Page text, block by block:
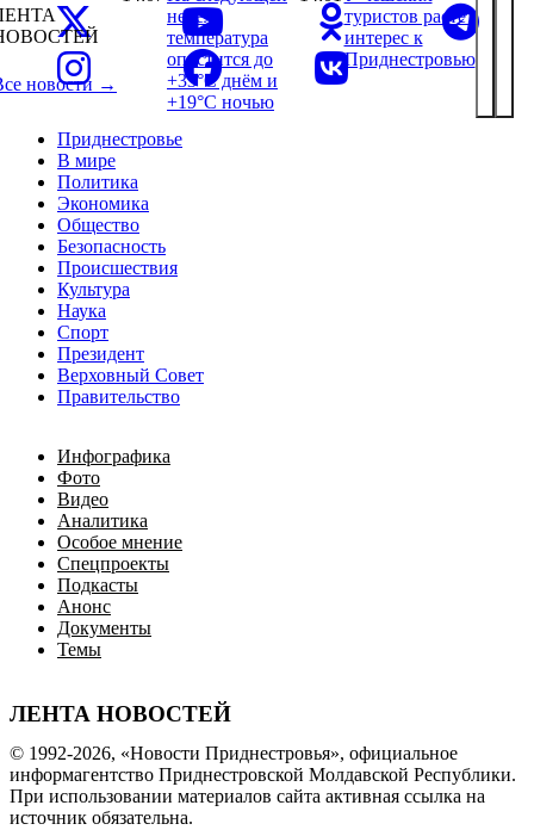
Приднестровье
В мире
Политика
Экономика
Общество
Безопасность
Происшествия
Культура
Наука
Спорт
Президент
Верховный Совет
Правительство
Инфографика
Фото
Видео
Аналитика
Особое мнение
Спецпроекты
Подкасты
Анонс
Документы
Темы
ЛЕНТА НОВОСТЕЙ
новости →
неделе
температура
опустится до
+33°С днём и
+19°С ночью
туристов растёт
интерес к
Приднестровью
© 1992-2026, «Новости Приднестровья», официальное
информагентство Приднестровской Молдавской Республики.
При использовании материалов сайта активная ссылка на
источник обязательна.